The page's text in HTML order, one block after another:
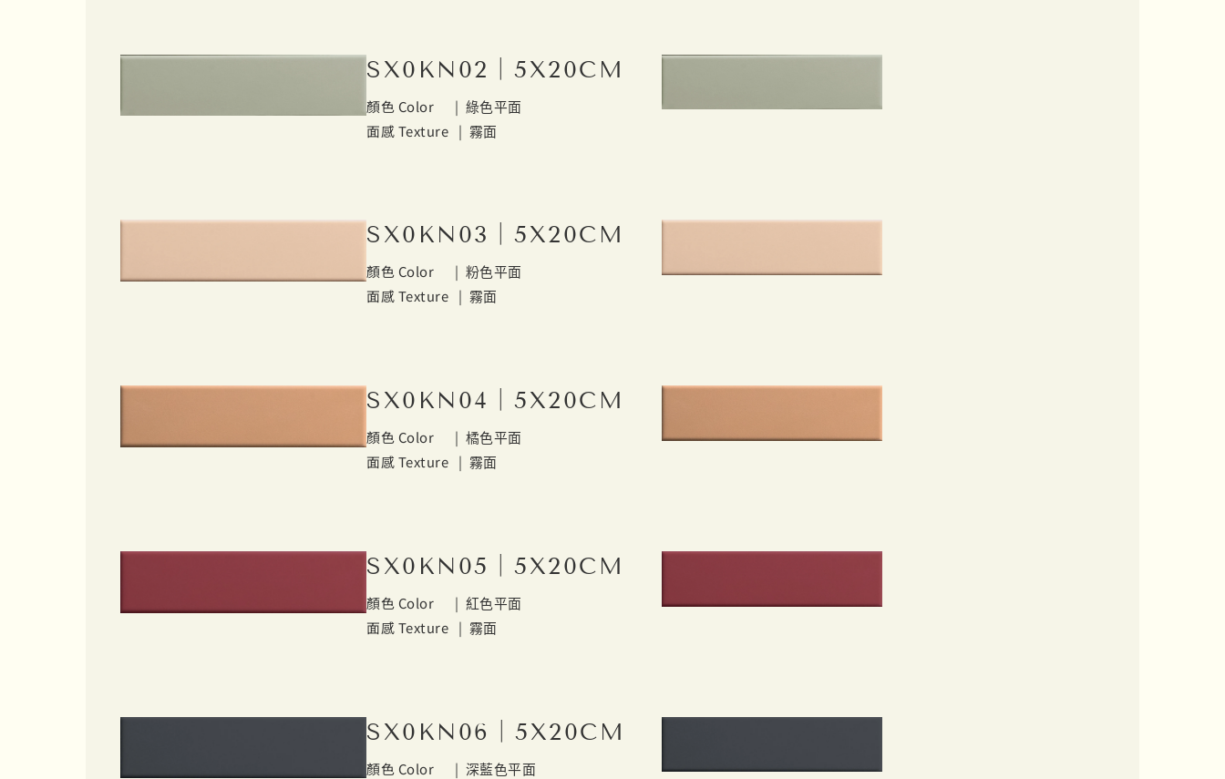
SX0KN02｜5X20CM
顏色 Color | 綠色平面
面感 Texture | 霧面
SX0KN03｜5X20CM
顏色 Color | 粉色平面
面感 Texture | 霧面
SX0KN04｜5X20CM
顏色 Color | 橘色平面
面感 Texture | 霧面
SX0KN05｜5X20CM
顏色 Color | 紅色平面
面感 Texture | 霧面
SX0KN06｜5X20CM
顏色 Color | 深藍色平面